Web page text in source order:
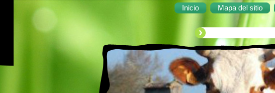
Inicio Mapa del sitio